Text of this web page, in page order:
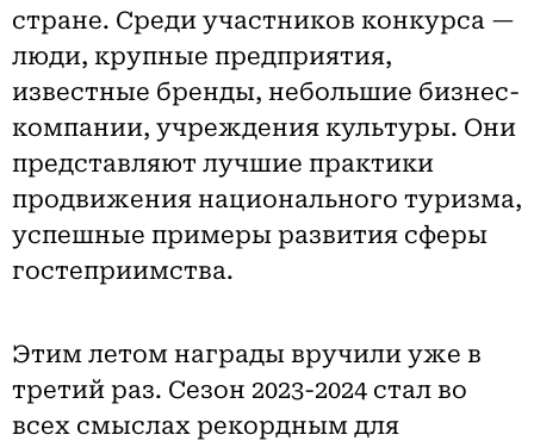
стране. Среди участников конкурса —
люди, крупные предприятия,
известные бренды, небольшие бизнес-
компании, учреждения культуры. Они
представляют лучшие практики
продвижения национального туризма,
успешные примеры развития сферы
гостеприимства.
Этим летом награды вручили уже в
третий раз. Сезон 2023-2024 стал во
всех смыслах рекордным для